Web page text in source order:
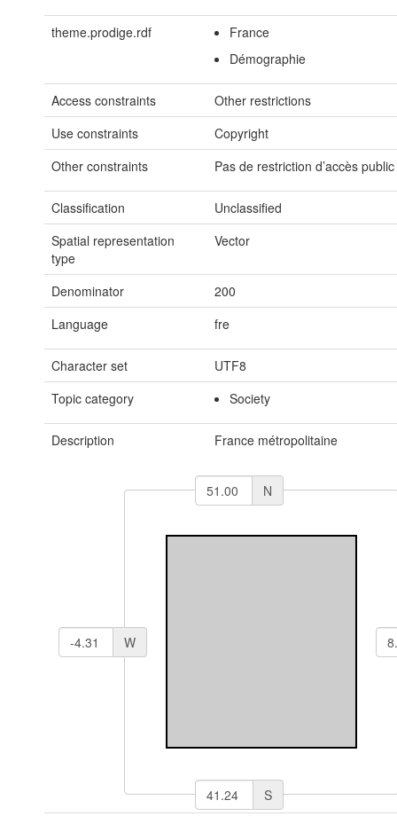
theme.prodige.rdf
France
Démographie
Access constraints
Other restrictions
Use constraints
Copyright
Other constraints
Pas de restriction d’accès
Classification
Unclassified
Spatial representation
type
Vector
Denominator
200
Language
fre
Character set
UTF8
Topic category
Society
Description France métropolitaine
N
S
W